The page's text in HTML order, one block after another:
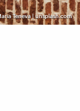
Teneva | unsplash.com